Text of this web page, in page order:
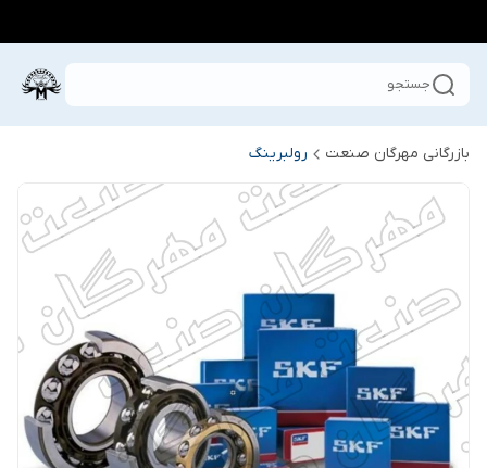
جستجو
بازرگانی مهرگان صنعت رولبرینگ